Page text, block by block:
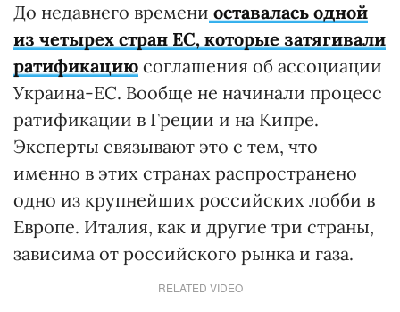
До недавнего времени оставалась одной
из четырех стран ЕС, которые затягивали
ратификацию соглашения об ассоциации
Украина-ЕС. Вообще не начинали процесс
ратификации в Греции и на Кипре.
Эксперты связывают это с тем, что
именно в этих странах распространено
одно из крупнейших российских лобби в
Европе. Италия, как и другие три страны,
зависима от российского рынка и газа.
RELATED VIDEO